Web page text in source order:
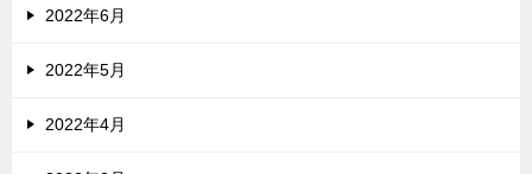
2022年6月
2022年5月
2022年4月